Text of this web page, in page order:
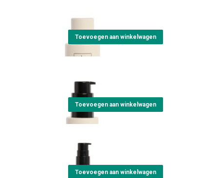
Toevoegen aan winkelwagen
Toevoegen aan winkelwagen
24,95
Toevoegen aan winkelwagen